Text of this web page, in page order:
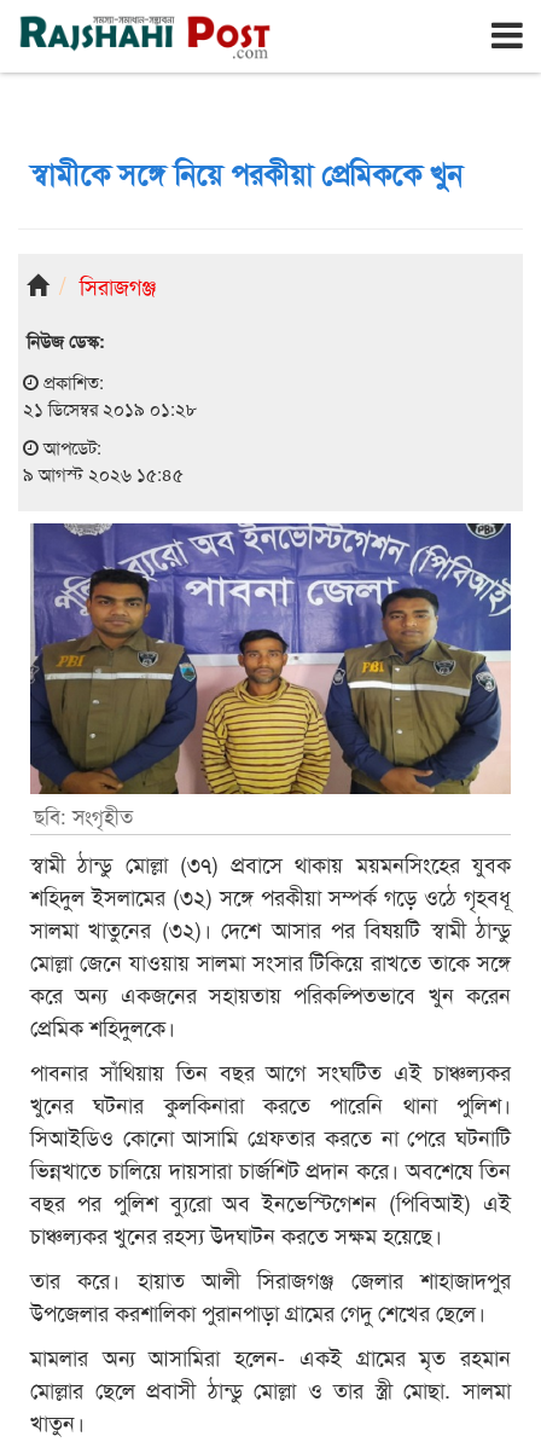
রাজশাহী রবিবার, ৯ই আগস্ট ২০২৬, ২৬শে শ্রাবণ ১৪৩৩
স্বামীকে সঙ্গে নিয়ে পরকীয়া প্রেমিককে খুন
সিরাজগঞ্জ
নিউজ ডেস্ক:
প্রকাশিত:
২১ ডিসেম্বর ২০১৯ ০১:২৮
আপডেট:
৯ আগস্ট ২০২৬ ১৫:৪৫
ছবি: সংগৃহীত
স্বামী ঠান্ডু মোল্লা (৩৭) প্রবাসে থাকায় ময়মনসিংহের যুবক
শহিদুল ইসলামের (৩২) সঙ্গে পরকীয়া সম্পর্ক গড়ে ওঠে গৃহবধূ
সালমা খাতুনের (৩২)। দেশে আসার পর বিষয়টি স্বামী ঠান্ডু
মোল্লা জেনে যাওয়ায় সালমা সংসার টিকিয়ে রাখতে তাকে সঙ্গে
করে অন্য একজনের সহায়তায় পরিকল্পিতভাবে খুন করেন
প্রেমিক শহিদুলকে।
পাবনার সাঁথিয়ায় তিন বছর আগে সংঘটিত এই চাঞ্চল্যকর
খুনের ঘটনার কুলকিনারা করতে পারেনি থানা পুলিশ।
সিআইডিও কোনো আসামি গ্রেফতার করতে না পেরে ঘটনাটি
ভিন্নখাতে চালিয়ে দায়সারা চার্জশিট প্রদান করে। অবশেষে তিন
বছর পর পুলিশ ব্যুরো অব ইনভেস্টিগেশন (পিবিআই) এই
চাঞ্চল্যকর খুনের রহস্য উদঘাটন করতে সক্ষম হয়েছে।
তার করে। হায়াত আলী সিরাজগঞ্জ জেলার শাহাজাদপুর
উপজেলার করশালিকা পুরানপাড়া গ্রামের গেদু শেখের ছেলে।
মামলার অন্য আসামিরা হলেন- একই গ্রামের মৃত রহমান
মোল্লার ছেলে প্রবাসী ঠান্ডু মোল্লা ও তার স্ত্রী মোছা. সালমা
খাতুন।